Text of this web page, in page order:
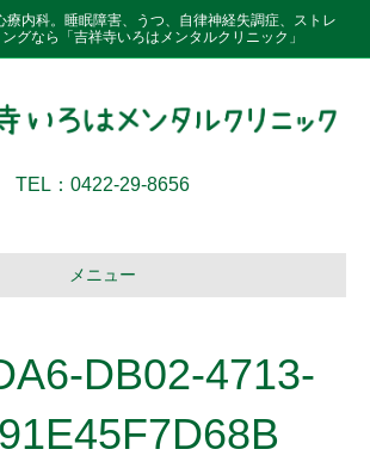
療内科。睡眠障害、うつ、自律神経失調症、ストレ
グなら「吉祥寺いろはメンタルクリニック」
TEL：0422-29-8656
メニュー
DB02-4713-